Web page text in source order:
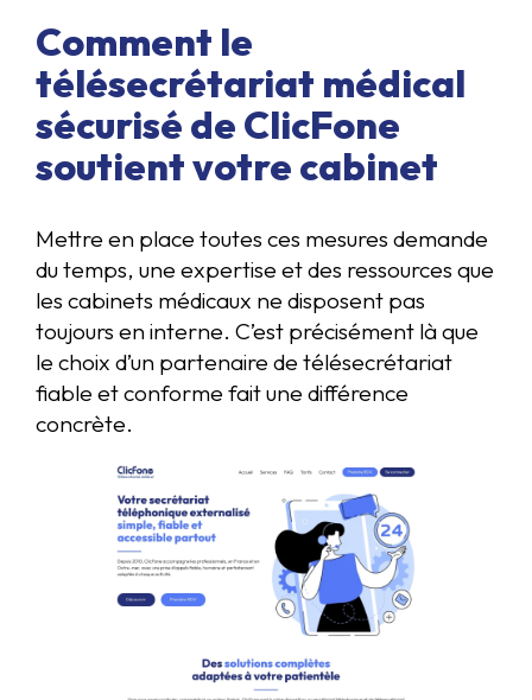
Comment le
télésecrétariat médical
sécurisé de ClicFone
soutient votre cabinet
Mettre en place toutes ces mesures demande
du temps, une expertise et des ressources que
les cabinets médicaux ne disposent pas
toujours en interne. C’est précisément là que
le choix d’un partenaire de télésecrétariat
fiable et conforme fait une différence
concrète.